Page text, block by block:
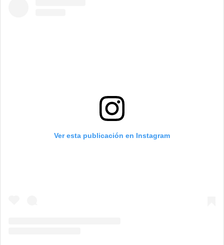
Ver esta publicación en Instagram